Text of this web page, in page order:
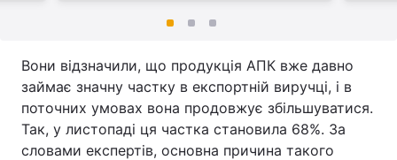
Вони відзначили, що продукція АПК вже давно
займає значну частку в експортній виручці, і в
поточних умовах вона продовжує збільшуватися.
Так, у листопаді ця частка становила 68%. За
словами експертів, основна причина такого